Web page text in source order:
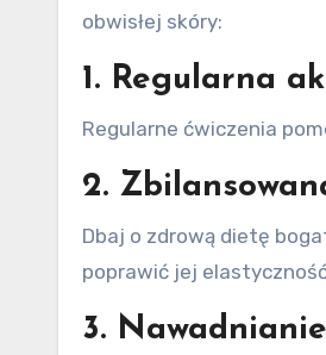
obwisłej skóry:
1. Regularna
Regularne ćwiczenia
2.
Dbaj o zdrową dietę
poprawić jej
3.